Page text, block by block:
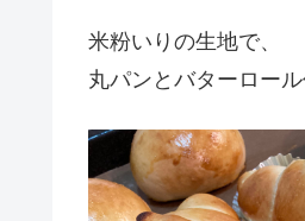
米粉いりの生地で、
丸パンとバターロール